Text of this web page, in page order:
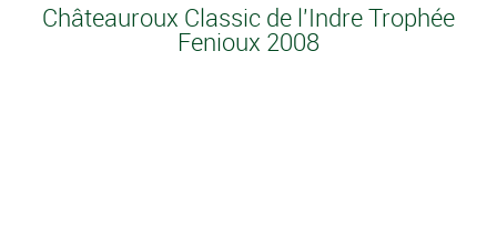
Châteauroux Classic de l'Indre Trophée
Fenioux 2008